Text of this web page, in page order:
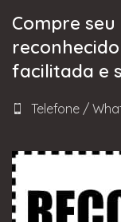
Compre
facilitada e
Telefone /